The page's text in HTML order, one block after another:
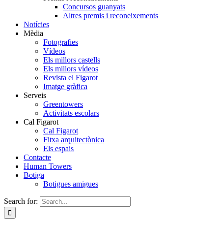
Concursos guanyats
Altres premis i reconeixements
Notícies
Mèdia
Fotografies
Vídeos
Els millors castells
Els millors vídeos
Revista el Figarot
Imatge gràfica
Serveis
Greentowers
Activitats escolars
Cal Figarot
Cal Figarot
Fitxa arquitectònica
Els espais
Contacte
Human Towers
Botiga
Botigues amigues
Search for: